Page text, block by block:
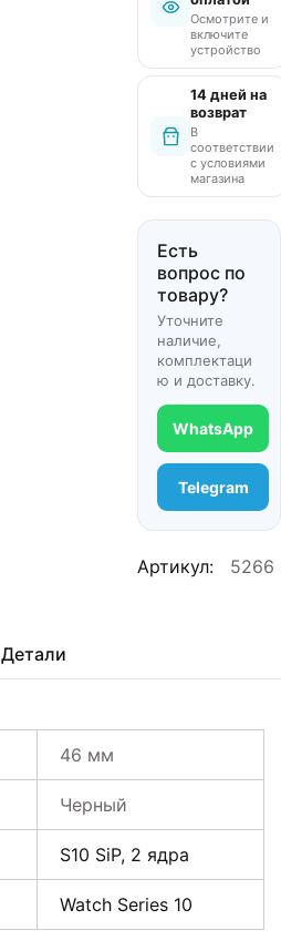
Осмотрите и
включите
устройство
14 дней на
возврат
В
соответствии
с условиями
магазина
Есть
вопрос по
товару?
Уточните
наличие,
комплектаци
ю и доставку.
WhatsApp
Telegram
Артикул: 5266
Детали
46 мм
Черный
S10 SiP, 2 ядра
Watch Series 10